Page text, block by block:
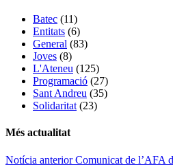
Batec (11)
Entitats (6)
General (83)
Joves (8)
L'Ateneu (125)
Programació (27)
Sant Andreu (35)
Solidaritat (23)
Més actualitat
Notícia anterior Comunicat de l’AFA